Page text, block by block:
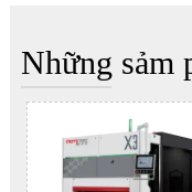
Những sảm